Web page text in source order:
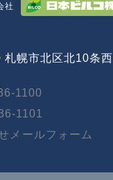
社
札幌市北区北10条
1100
1101
メールフォーム